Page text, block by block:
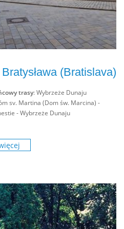
(Bratislava)
trasy: Wybrzeże Dunaju
sv. Martina (Dom św. Marcina) -
- Wybrzeże Dunaju